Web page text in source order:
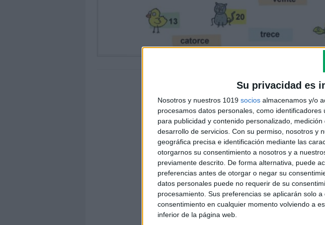
Su privacidad es
Nosotros y nuestros 1019 socios almacenamos y/o
procesamos datos personales, como
para publicidad y contenido personalizado,
desarrollo de servicios. Con su permiso, nosotros y
geográfica precisa e identificación mediante las
otorgarnos su consentimiento a nosotros y a
previamente descrito. De forma alternativa, puede
preferencias antes de otorgar o negar su
datos personales puede no requerir de su
procesamiento. Sus preferencias se aplicarán solo
consentimiento en cualquier momento volviendo a
inferior de la página web.